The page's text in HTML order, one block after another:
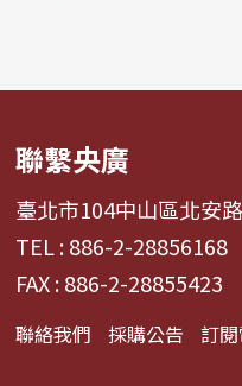
聯繫央廣
臺北市104中山區北安
TEL : 886-2-28856168
FAX : 886-2-28855423
聯絡我們 採購公告 訂